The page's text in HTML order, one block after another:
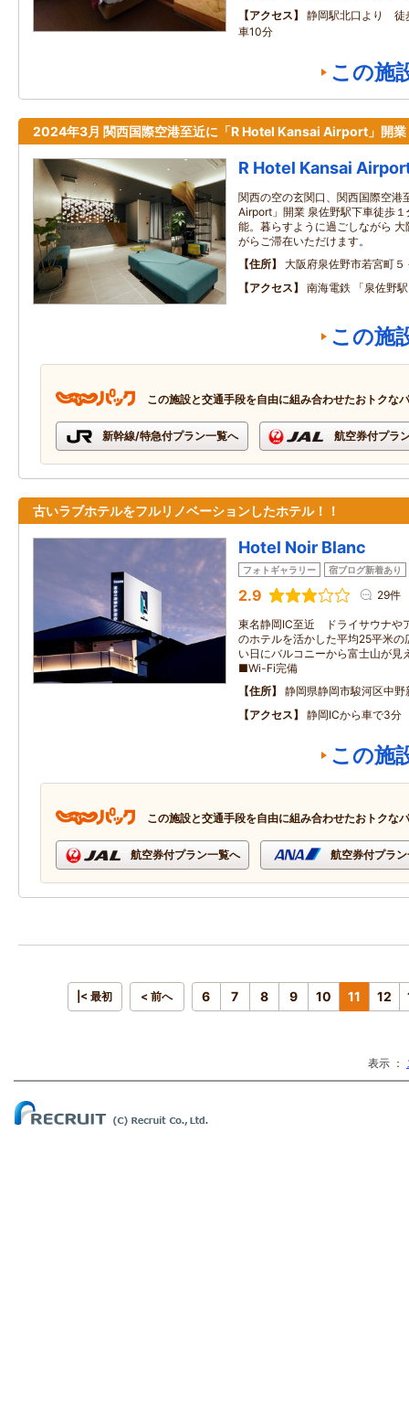
アクセス
静岡駅北口より 徒
車10分
この施
2024年3月 関西国際空港至近に「R Hotel Kansai Airport」開業
R Hotel Kansai
関西の空の玄関口、関西国際空港
Airport」開業 泉佐野駅下車徒歩
能。暮らすように過ごしながら
がらご滞在いただけます。
住所
大阪府泉佐野市若宮町５
アクセス
南海電鉄 「泉佐野
この施
この施設と交通手段を自由に組み合わせたおトクな
新幹線/特急付プラン一覧へ 航空券付プラ
古いラブホテルをフルリノベーションしたホテル！！
Hotel Noir Blanc
フォトギャラリー 宿ブログ新着あり
2.9 29件
東名静岡IC至近 ドライサウナや
のホテルを活かした平均25平米
い日にバルコニーから富士山が
■Wi-Fi完備
住所
静岡県静岡市駿河区中野
アクセス
静岡ICから車で3分
この施
この施設と交通手段を自由に組み合わせたおトクな
航空券付プラン一覧へ 航空券付プラ
|< 最初 < 前へ 6 7 8 9 10 11 12
表示 ：